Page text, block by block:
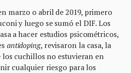
marzo o abril de 2019, primero
y luego se sumó el DIF. Los
a hacer estudios psicométricos,
antidoping, revisaron la casa, la
los cuchillos no estuvieran en
cualquier riesgo para los